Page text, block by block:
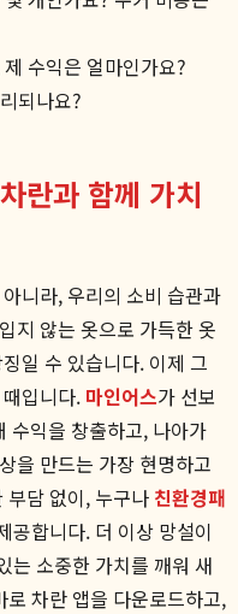
수익은 얼마인가요?
되나요?
란과 함께 가치
니라, 우리의 소비 습관과
지 않는 옷으로 가득한 옷
일 수 있습니다. 이제 그
입니다. 마인어스가 선보
수익을 창출하고, 나아가
을 만드는 가장 현명하고
부담 없이, 누구나 친환경패
공합니다. 더 이상 망설이
는 소중한 가치를 깨워 새
차란 앱을 다운로드하고,